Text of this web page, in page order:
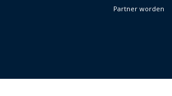
Partner worden